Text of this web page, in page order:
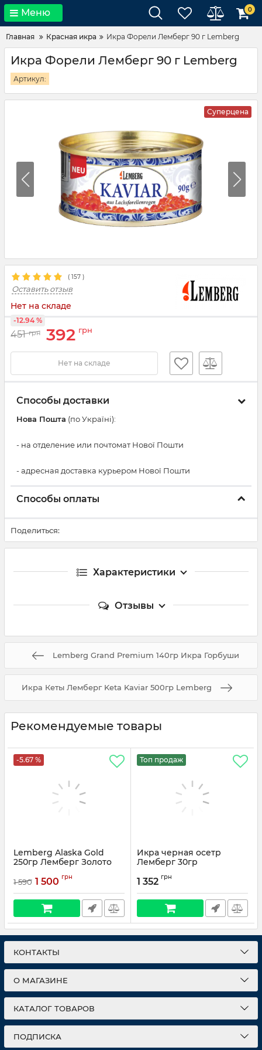
Меню 0
Главная Красная икра Икра Форели Лемберг 90 г Lemberg
Икра Форели Лемберг 90 г Lemberg
Артикул:
Суперцена
( 157 )
Оставить отзыв
Нет на складе
451 грн 392 грн
-12.94 %
Нет на складе
Способы доставки
Нова Пошта (по Україні):
- на отделение или почтомат Нової Пошти
- адресная доставка курьером Нової Пошти
Способы оплаты
Поделиться:
Характеристики
Отзывы
Lemberg Grand Premium 140гр Икра Горбуши
Икра Кеты Лемберг Keta Kaviar 500гр Lemberg
Рекомендуемые товары
-5.67 %
Lemberg Alaska Gold
250гр Лемберг Золото
1 590 1 500 грн
Топ продаж
Икра черная осетр
Лемберг 30гр
1 352 грн
КОНТАКТЫ
О МАГАЗИНЕ
КАТАЛОГ ТОВАРОВ
ПОДПИСКА